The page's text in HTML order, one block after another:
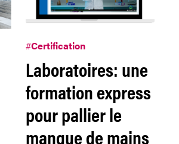
#Certification
Laboratoires: une
formation express
pour pallier le
manque de mains